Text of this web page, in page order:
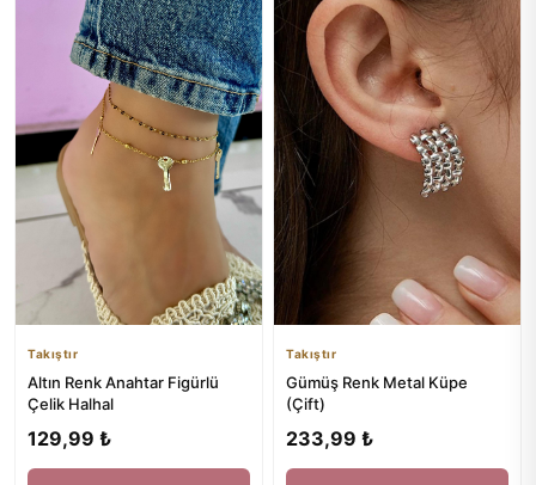
Takıştır
Altın Renk Anahtar Figürlü
Çelik Halhal
129,99 ₺
Takıştır
Gümüş Renk Metal Küpe
(Çift)
233,99 ₺